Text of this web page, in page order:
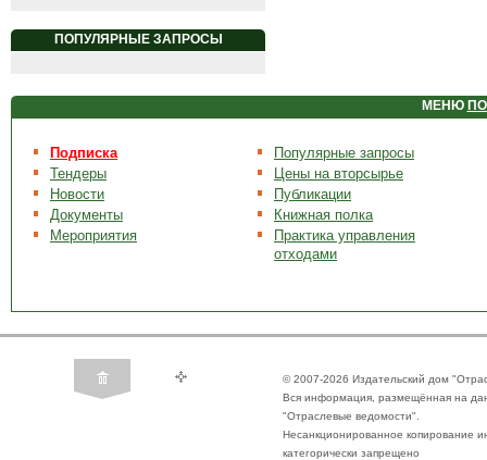
ПОПУЛЯРНЫЕ ЗАПРОСЫ
МЕНЮ
Подписка
Тендеры
Новости
Документы
Мероприятия
Популярные запросы
Цены на вторсырье
Публикации
Книжная полка
Практика управления
отходами
© 2007-2026 Издательский дом
Вся информация, размещённая на
"Отраслевые ведомости".
Несанкционированное копирование
категорически запрещено